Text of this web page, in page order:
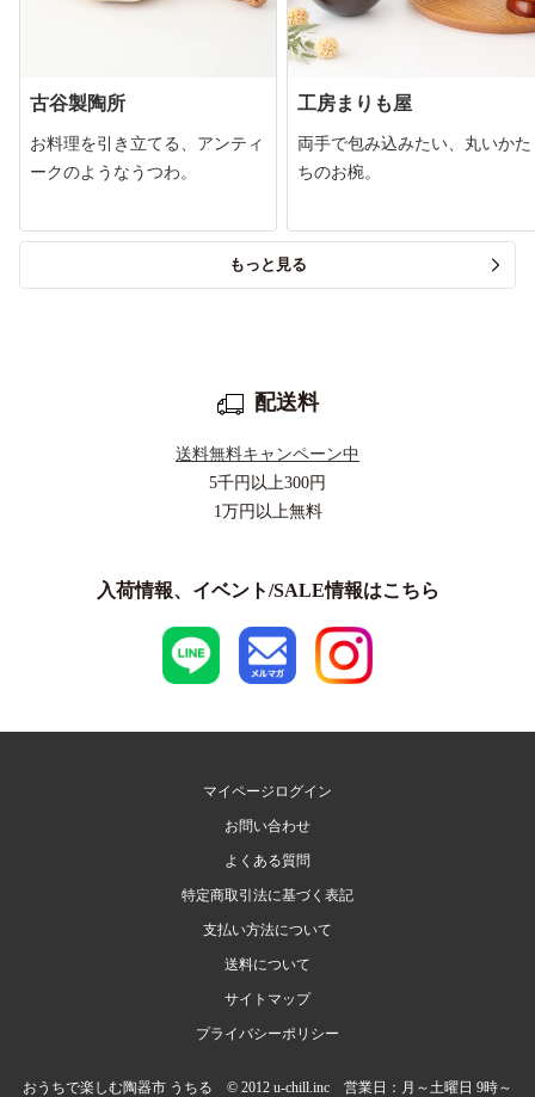
古谷製陶所
お料理を引き立てる、アンティ
ークのようなうつわ。
工房まりも屋
両手で包み込みたい、丸いかた
ちのお椀。
もっと見る
配送料
送料無料キャンペーン中
5千円以上300円
1万円以上無料
入荷情報、イベント/SALE情報はこちら
マイページログイン
お問い合わせ
よくある質問
特定商取引法に基づく表記
支払い方法について
送料について
サイトマップ
プライバシーポリシー
おうちで楽しむ陶器市 うちる © 2012 u-chill.inc 営業日：月～土曜日 9時～